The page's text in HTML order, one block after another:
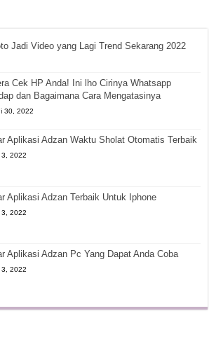
Jadi Video yang Lagi Trend Sekarang 2022
Cek HP Anda! Ini lho Cirinya Whatsapp
dan Bagaimana Cara Mengatasinya
30, 2022
Aplikasi Adzan Waktu Sholat Otomatis Terbaik
3, 2022
Aplikasi Adzan Terbaik Untuk Iphone
3, 2022
Aplikasi Adzan Pc Yang Dapat Anda Coba
3, 2022